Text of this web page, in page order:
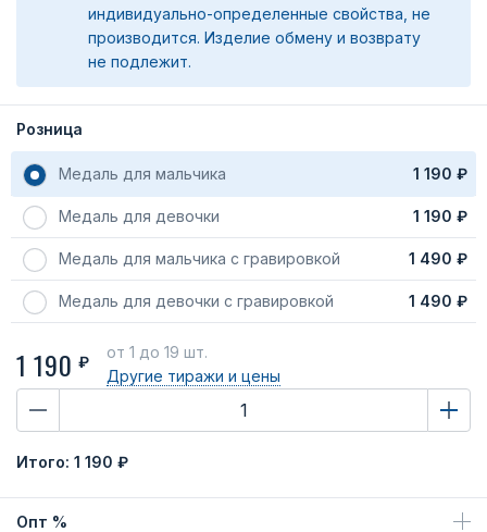
индивидуально-определенные свойства, не
производится. Изделие обмену и возврату
не подлежит.
Розница
Медаль для мальчика 1 190 ₽
Медаль для девочки 1 190 ₽
Медаль для мальчика с гравировкой 1 490 ₽
Медаль для девочки с гравировкой 1 490 ₽
1 190 ₽
от 1 до 19 шт.
Другие тиражи и цены
Итого: 1 190 ₽
Опт %